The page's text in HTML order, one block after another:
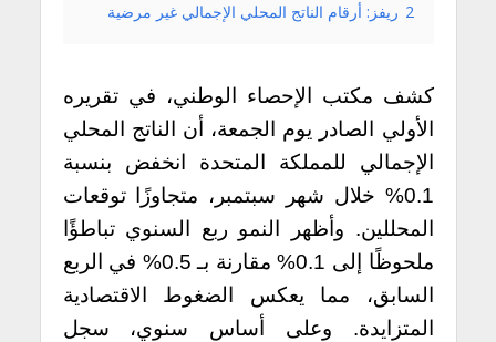
2 ريفز: أرقام الناتج المحلي الإجمالي غير مرضية
كشف مكتب الإحصاء الوطني، في تقريره
الأولي الصادر يوم الجمعة، أن الناتج المحلي
الإجمالي للمملكة المتحدة انخفض بنسبة
0.1% خلال شهر سبتمبر، متجاوزًا توقعات
المحللين. وأظهر النمو ربع السنوي تباطؤًا
ملحوظًا إلى 0.1% مقارنة بـ 0.5% في الربع
السابق، مما يعكس الضغوط الاقتصادية
المتزايدة. وعلى أساس سنوي، سجل